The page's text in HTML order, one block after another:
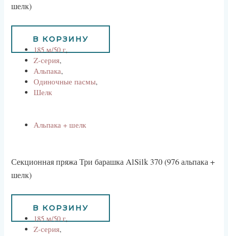
шелк)
1170руб
В КОРЗИНУ
185 м/50 г,
Z-серия,
Альпака,
Одиночные пасмы,
Шелк
Альпака + шелк
Секционная пряжа Три барашка AlSilk 370 (976 альпака +
шелк)
1170руб
В КОРЗИНУ
185 м/50 г,
Z-серия,